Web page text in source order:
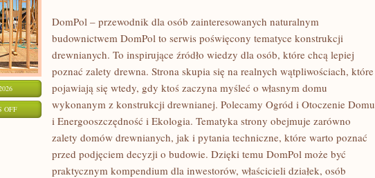
OFFON
FORMALNOŚCI
DomPol – przewodnik dla osób zainteresowanych naturalnym
budownictwem DomPol to serwis poświęcony tematyce konstrukcji
drewnianych. To inspirujące źródło wiedzy dla osób, które chcą lepiej
poznać zalety drewna. Strona skupia się na realnych wątpliwościach, które
pojawiają się wtedy, gdy ktoś zaczyna myśleć o własnym domu
wykonanym z konstrukcji drewnianej. Polecamy Ogród i Otoczenie Domu
i Energooszczędność i Ekologia. Tematyka strony obejmuje zarówno
zalety domów drewnianych, jak i pytania techniczne, które warto poznać
przed podjęciem decyzji o budowie. Dzięki temu DomPol może być
praktycznym kompendium dla inwestorów, właścicieli działek, osób